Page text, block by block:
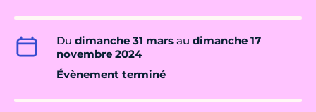
Du dimanche 31 mars au dimanche 17
novembre 2024
Évènement terminé